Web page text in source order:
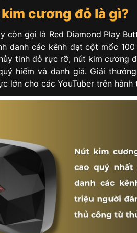
cương đỏ là gì?
còn gọi là Red Diamond Play
danh các kênh đạt cột mốc
tinh đỏ rực rỡ, nút kim cương
hiếm và danh giá. Giải
lớn cho các YouTuber trên